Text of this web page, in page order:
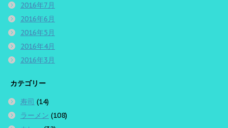
2016年7月
2016年6月
2016年5月
2016年4月
2016年3月
カテゴリー
寿司 (14)
ラーメン (108)